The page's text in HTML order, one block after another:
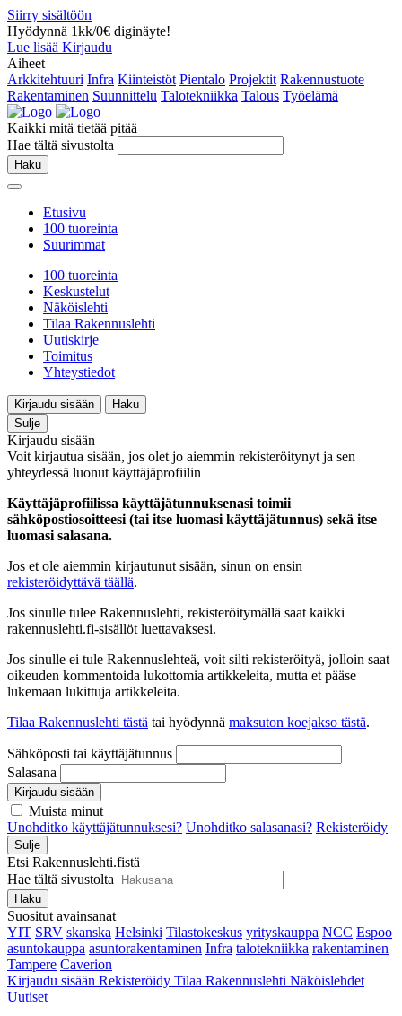
Siirry sisältöön
Hyödynnä 1kk/0€ diginäyte!
Lue lisää Kirjaudu
Aiheet
Arkkitehtuuri Infra Kiinteistöt Pientalo Projektit Rakennustuote
Rakentaminen Suunnittelu Talotekniikka Talous Työelämä
Kaikki mitä tietää pitää
Hae tältä sivustolta
Haku
Etusivu
100 tuoreinta
Suurimmat
100 tuoreinta
Keskustelut
Näköislehti
Tilaa Rakennuslehti
Uutiskirje
Toimitus
Yhteystiedot
Kirjaudu sisään
Haku
Sulje
Kirjaudu sisään
Voit kirjautua sisään, jos olet jo aiemmin rekisteröitynyt ja sen
yhteydessä luonut käyttäjäprofiilin
Käyttäjäprofiilissa käyttäjätunnuksenasi toimii
sähköpostiosoitteesi (tai itse luomasi käyttäjätunnus) sekä itse
luomasi salasana.
Jos et ole aiemmin kirjautunut sisään, sinun on ensin
rekisteröidyttävä täällä.
Jos sinulle tulee Rakennuslehti, rekisteröitymällä saat kaikki
rakennuslehti.fi-sisällöt luettavaksesi.
Jos sinulle ei tule Rakennuslehteä, voit silti rekisteröityä, jolloin saat
oikeuden kommentoida lukottomia artikkeleita, mutta et pääse
lukemaan lukittuja artikkeleita.
Tilaa Rakennuslehti tästä tai hyödynnä maksuton koejakso tästä.
Sähköposti tai käyttäjätunnus
Salasana
Kirjaudu sisään
Muista minut
Unohditko käyttäjätunnuksesi? Unohditko salasanasi? Rekisteröidy
Sulje
Etsi Rakennuslehti.fistä
Hae tältä sivustolta
Haku
Suositut avainsanat
YIT SRV skanska Helsinki Tilastokeskus yrityskauppa NCC Espoo
asuntokauppa asuntorakentaminen Infra talotekniikka rakentaminen
Tampere Caverion
Kirjaudu sisään Rekisteröidy Tilaa Rakennuslehti Näköislehdet
Uutiset